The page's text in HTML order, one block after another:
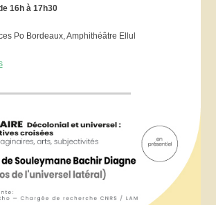
16h à 17h30
Po Bordeaux, Amphithéâtre Ellul